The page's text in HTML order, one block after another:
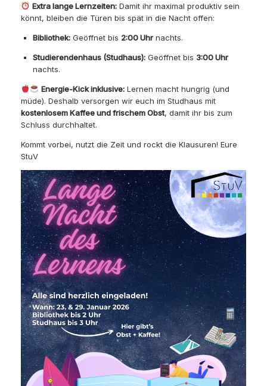
Extra lange Lernzeiten:Damit ihr maximal produktiv sein
könnt, bleiben die Türen bis spät in die Nacht offen:
Bibliothek:Geöffnet bis 2:00 Uhrnachts.
Studierendenhaus (Studhaus):Geöffnet bis 3:00 Uhr
nachts.
Energie-Kick inklusive:Lernen macht hungrig (und
müde). Deshalb versorgen wir euch im Studhaus mit
kostenlosem Kaffee und frischem Obst, damit ihr bis zum
Schluss durchhaltet.
Kommt vorbei, nutzt die Zeit und rockt die Klausuren! Eure
StuV